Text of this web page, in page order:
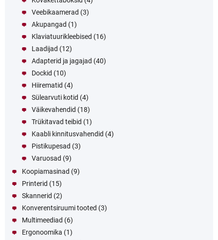
Veebikaamerad (3)
Akupangad (1)
Klaviatuurikleebised (16)
Laadijad (12)
Adapterid ja jagajad (40)
Dockid (10)
Hiirematid (4)
Sülearvuti kotid (4)
Väikevahendid (18)
Trükitavad teibid (1)
Kaabli kinnitusvahendid (4)
Pistikupesad (3)
Varuosad (9)
Koopiamasinad (9)
Printerid (15)
Skannerid (2)
Konverentsiruumi tooted (3)
Multimeediad (6)
Ergonoomika (1)